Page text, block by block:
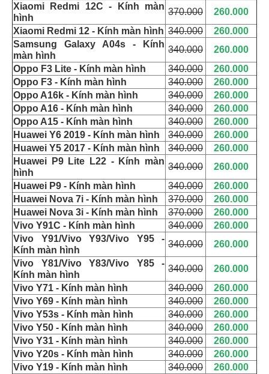
Xiaomi Redmi 12C - Kính màn
hình
370.000
260.000
Xiaomi Redmi 12 - Kính màn hình 340.000
260.000
Samsung Galaxy A04s - Kính
màn hình
340.000
260.000
Oppo F3 Lite - Kính màn hình
340.000
260.000
Oppo F3 - Kính màn hình
340.000
260.000
Oppo A16k - Kính màn hình
340.000
260.000
Oppo A16 - Kính màn hình
340.000
260.000
Oppo A15 - Kính màn hình
340.000
260.000
Huawei Y6 2019 - Kính màn hình
340.000
260.000
Huawei Y5 2017 - Kính màn hình
340.000
260.000
Huawei P9 Lite L22 - Kính màn
hình
340.000
260.000
Huawei P9 - Kính màn hình
340.000
260.000
Huawei Nova 7i - Kính màn hình
370.000
260.000
Huawei Nova 3i - Kính màn hình
370.000
260.000
Vivo Y91C - Kính màn hình
340.000
260.000
Vivo Y91/Vivo Y93/Vivo Y95 -
Kính màn hình
340.000
260.000
Vivo Y81/Vivo Y83/Vivo Y85 -
Kính màn hình
340.000
260.000
Vivo Y71 - Kính màn hình
340.000
260.000
Vivo Y69 - Kính màn hình
340.000
260.000
Vivo Y53s - Kính màn hình
340.000
260.000
Vivo Y50 - Kính màn hình
340.000
260.000
Vivo Y31 - Kính màn hình
340.000
260.000
Vivo Y20s - Kính màn hình
340.000
260.000
Vivo Y19 - Kính màn hình
340.000
260.000